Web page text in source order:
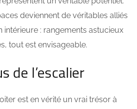
deviennent de véritables alliés
intérieure : rangements astucieux
tout est envisageable.
de l’escalier
est en vérité un vrai trésor à